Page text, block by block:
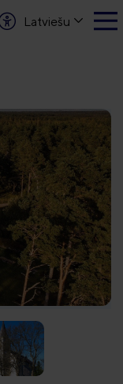
Latviešu